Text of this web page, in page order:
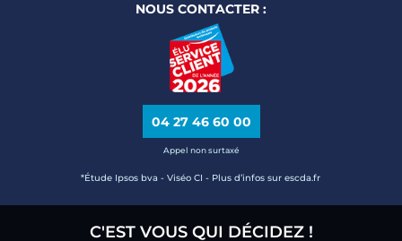
NOUS CONTACTER :
04 27 46 60 00
Appel non surtaxé
*Étude Ipsos bva - Viséo CI - Plus d’infos sur escda.fr
C'EST VOUS QUI DÉCIDEZ !